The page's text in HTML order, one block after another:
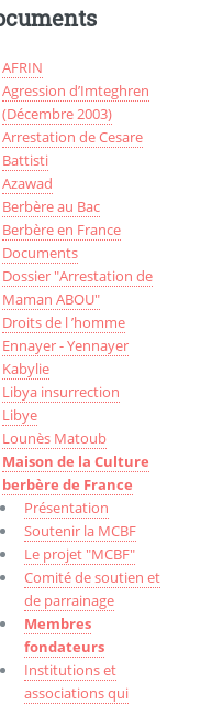
AFRIN
Agression d’Imteghren
(Décembre 2003)
Arrestation de Cesare
Battisti
Azawad
Berbère au Bac
Berbère en France
Documents
Dossier "Arrestation de
Maman ABOU"
Droits de l ’homme
Ennayer - Yennayer
Kabylie
Libya insurrection
Libye
Lounès Matoub
Maison de la Culture
berbère de France
Présentation
Soutenir la MCBF
Le projet "MCBF"
Comité de soutien et
de parrainage
Membres
fondateurs
Institutions et
associations qui